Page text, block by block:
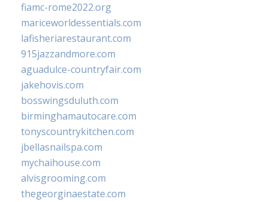
fiamc-rome2022.org
mariceworldessentials.com
lafisheriarestaurant.com
915jazzandmore.com
aguadulce-countryfair.com
jakehovis.com
bosswingsduluth.com
birminghamautocare.com
tonyscountrykitchen.com
jbellasnailspa.com
mychaihouse.com
alvisgrooming.com
thegeorginaestate.com